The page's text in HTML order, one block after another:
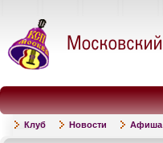
Клуб Новости Афиша